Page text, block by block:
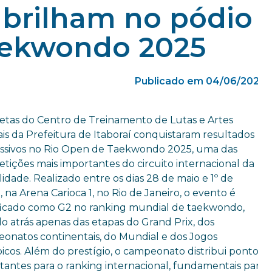
no pódio
2025
Publicado em 04/06/
do Centro de Treinamento de Lutas e Artes
da Prefeitura de Itaboraí conquistaram resultados
no Rio Open de Taekwondo 2025, uma das
mais importantes do circuito internacional da
Realizado entre os dias 28 de maio e 1º de
na Arena Carioca 1, no Rio de Janeiro, o evento é
como G2 no ranking mundial de taekwondo,
atrás apenas das etapas do Grand Prix, dos
continentais, do Mundial e dos Jogos
Além do prestígio, o campeonato distribui
para o ranking internacional, fundamentais